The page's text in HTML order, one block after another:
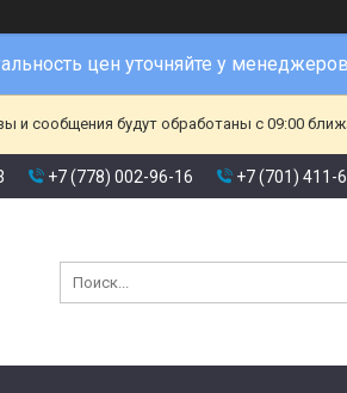
цен уточняйте у
и сообщения будут обработаны с 09:00
+7 (778) 002-96-16 +7 (701) 411-